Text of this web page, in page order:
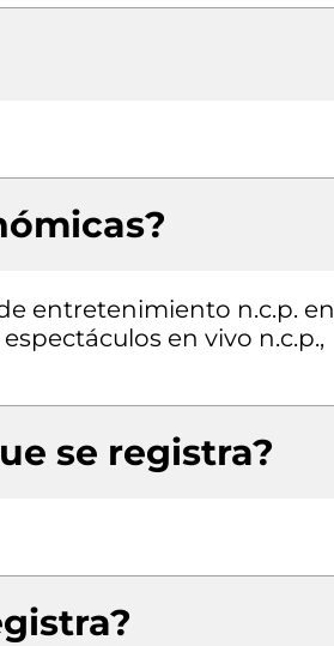
entretenimiento n.c.p. en
en vivo n.c.p.,
se registra?